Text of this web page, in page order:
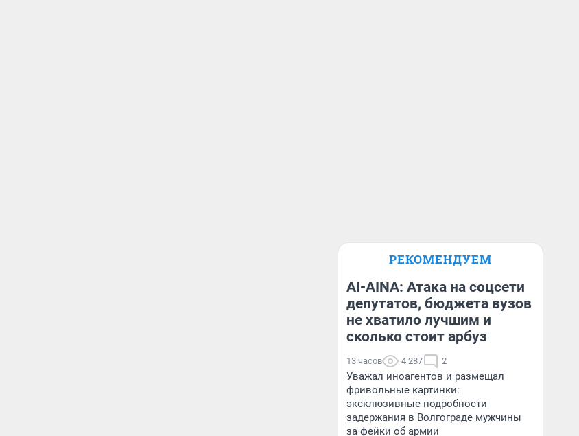
РЕКОМЕНДУЕМ
AI-AINA: Атака на соцсети
депутатов, бюджета вузов
не хватило лучшим и
сколько стоит арбуз
13 часов 4 287 2
Уважал иноагентов и размещал
фривольные картинки:
эксклюзивные подробности
задержания в Волгограде мужчины
за фейки об армии